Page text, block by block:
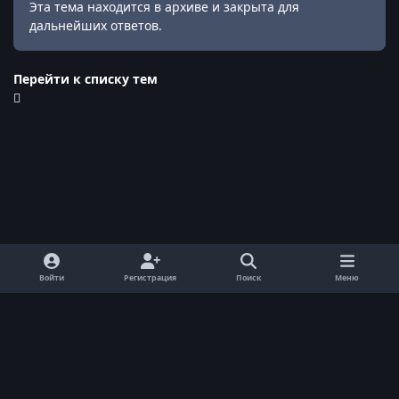
Эта тема находится в архиве и закрыта для
дальнейших ответов.
Перейти к списку тем
Войти Регистрация Поиск Меню